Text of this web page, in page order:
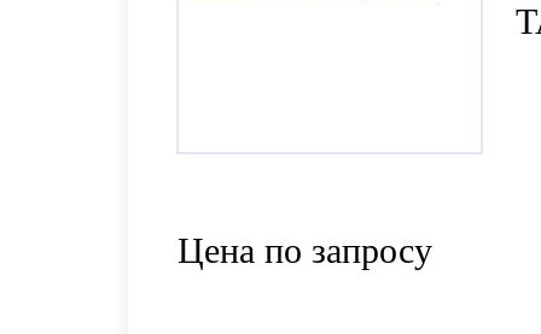
Цена по запросу